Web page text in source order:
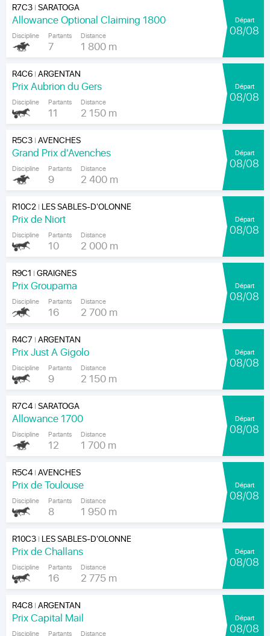
R7C3|SARATOGA
Allowance Optional Claiming 1800
Discipline Partants
7
Distance
1 800 m
Départ
08/08
R4C6|ARGENTAN
Prix Aubrion du Gers
Discipline Partants
11
Distance
2 150 m
Départ
08/08
R5C3|AVENCHES
Grand Prix d'Avenches
Discipline Partants
9
Distance
2 400 m
Départ
08/08
R10C2| LES SABLES-D'OLONNE
Prix de Niort
Discipline Partants
10
Distance
2 000 m
Départ
08/08
R9C1 |GRAIGNES
Prix Groupama
Discipline Partants
16
Distance
2 700 m
Départ
08/08
R4C7 |ARGENTAN
Prix Just A Gigolo
Discipline Partants
9
Distance
2 150 m
Départ
08/08
R7C4|SARATOGA
Allowance 1700
Discipline Partants
12
Distance
1 700 m
Départ
08/08
R5C4|AVENCHES
Prix de Toulouse
Discipline Partants
8
Distance
1 950 m
Départ
08/08
R10C3| LES SABLES-D'OLONNE
Prix de Challans
Discipline Partants
16
Distance
2 775 m
Départ
08/08
R4C8|ARGENTAN
Prix Capital Mail
Discipline Partants Distance
Départ
08/08